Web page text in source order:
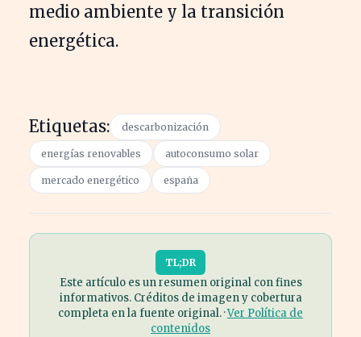
medio ambiente y la transición
energética.
Etiquetas: descarbonización
energías renovables autoconsumo solar
mercado energético españa
TL;DR
Este artículo es un resumen original con fines
informativos. Créditos de imagen y cobertura
completa en la fuente original. ·Ver Política de
contenidos